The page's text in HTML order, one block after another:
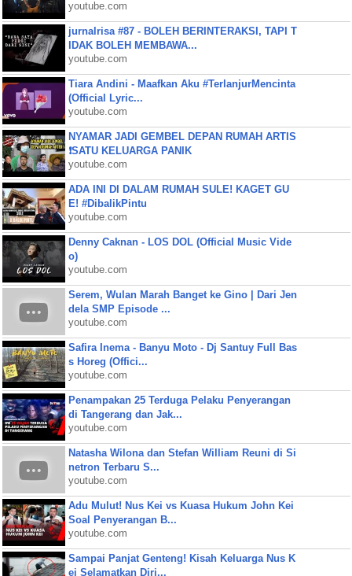
youtube.com
jurnalrisa #87 - BOLEH BERINTERAKSI, TAPI T
IDAK BOLEH MEMBAWA...
youtube.com
Tiara Andini - Maafkan Aku #TerlanjurMencinta
(Official Lyric...
youtube.com
NYAMAR JADI GEMBEL DEPAN RUMAH ARTIS
❗SATU KELUARGA PANIK
youtube.com
ADA INI DI DALAM RUMAH SULE! KAGET GU
E! #DibalikPintu
youtube.com
Denny Caknan - LOS DOL (Official Music Vide
o)
youtube.com
Serem, Wulan Marah Banget ke Gino | Dari Jen
dela SMP Episode ...
youtube.com
Safira Inema - Banyu Moto - Dj Santuy Full Bas
s Horeg (Offici...
youtube.com
Penampakan 25 Terduga Pelaku Penyerangan
di Tangerang dan Jak...
youtube.com
Natasha Wilona dan Stefan William Reuni di Si
netron Terbaru S...
youtube.com
Adu Mulut! Nus Kei vs Kuasa Hukum John Kei
Soal Penyerangan B...
youtube.com
Sampai Panjat Genteng! Kisah Keluarga Nus K
ei Selamatkan Diri...